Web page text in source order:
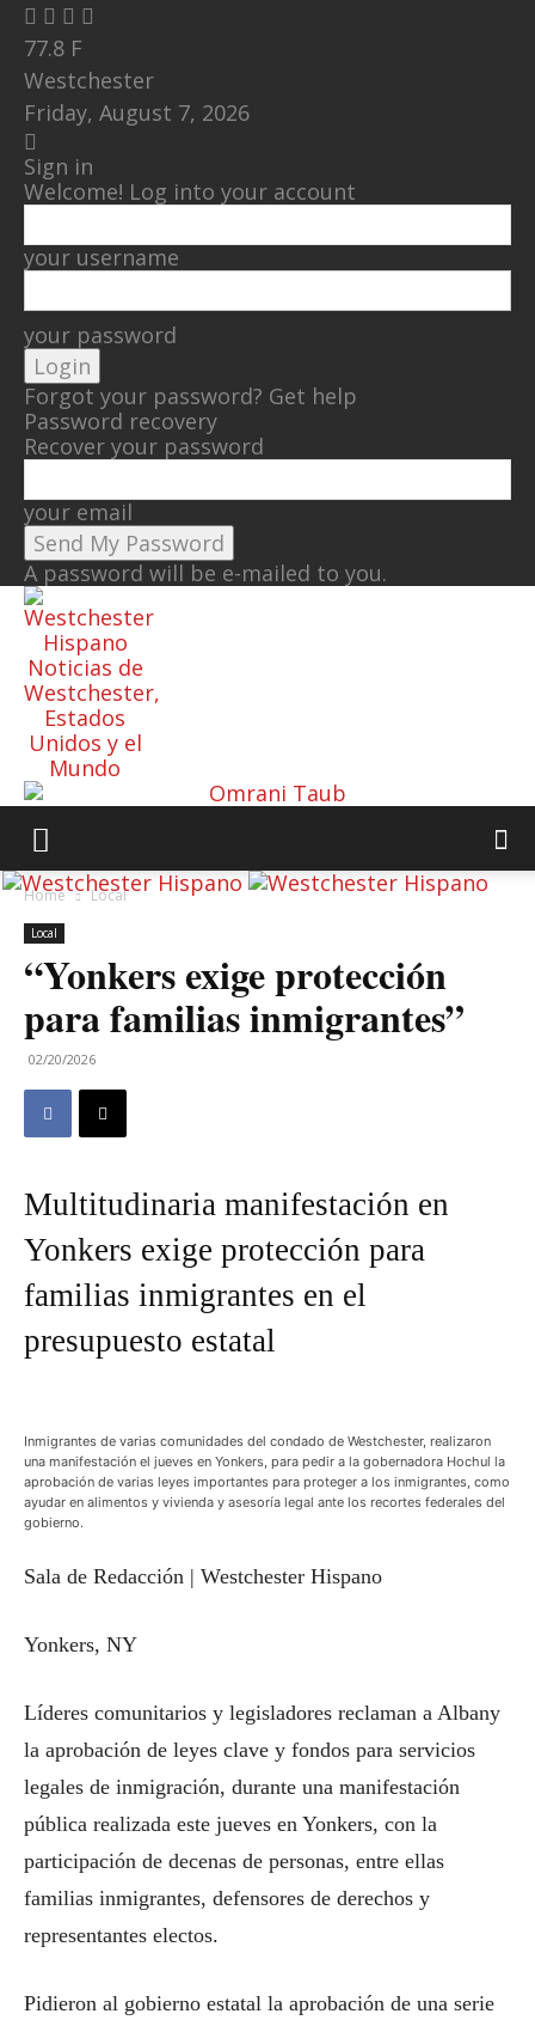
77.8 F
Westchester
Friday, August 7, 2026
Sign in
Welcome! Log into your account
your username
your password
Forgot your password? Get help
Password recovery
Recover your password
your email
A password will be e-mailed to you.
Noticias de
Westchester,
Estados
Unidos y el
Mundo
Home Local
Local
“Yonkers exige protección
para familias inmigrantes”
02/20/2026
Multitudinaria manifestación en
Yonkers exige protección para
familias inmigrantes en el
presupuesto estatal
Inmigrantes de varias comunidades del condado de Westchester, realizaron
una manifestación el jueves en Yonkers, para pedir a la gobernadora Hochul la
aprobación de varias leyes importantes para proteger a los inmigrantes, como
ayudar en alimentos y vivienda y asesoría legal ante los recortes federales del
gobierno.
Sala de Redacción | Westchester Hispano
Yonkers, NY
Líderes comunitarios y legisladores reclaman a Albany
la aprobación de leyes clave y fondos para servicios
legales de inmigración, durante una manifestación
pública realizada este jueves en Yonkers, con la
participación de decenas de personas, entre ellas
familias inmigrantes, defensores de derechos y
representantes electos.
Pidieron al gobierno estatal la aprobación de una serie